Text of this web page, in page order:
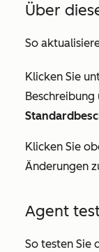
Über
So
Klicken Sie
Beschreibung
Klicken Sie
Änderungen
Agent
So testen Sie